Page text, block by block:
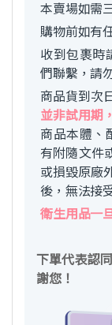
本賣場如需
購物前如有
收到包裹時
們聯繫，請
商品貨到次
並非試用期
商品本體、
有附隨文件
或損毀原廠
後，無法接
衛生用品一
下單代表認
謝您！